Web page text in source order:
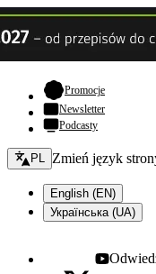
Promocje- otwiera
Newsletter
Podcasty
Zmień język - bieżący:
PL Zmień język
English (EN)
Українська (UA)
Youtube -